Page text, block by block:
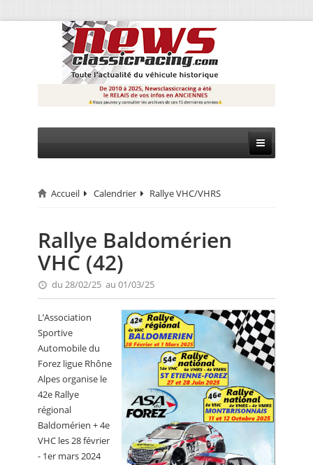
CIRCUIT
RALLYE
MONTAGNE
EVÈNEMENTS
CALENDRIER
FOCUS
VIDEO
ANNUAIRES
PETITES ANNONCES
Accueil Calendrier Rallye VHC/VHRS
Rallye Baldomérien
VHC (42)
du 28/02/25 au 01/03/25
L’Association
Sportive
Automobile du
Forez ligue Rhône
Alpes organise le
42e Rallye
régional
Baldomérien + 4e
VHC les 28 février
- 1er mars 2024